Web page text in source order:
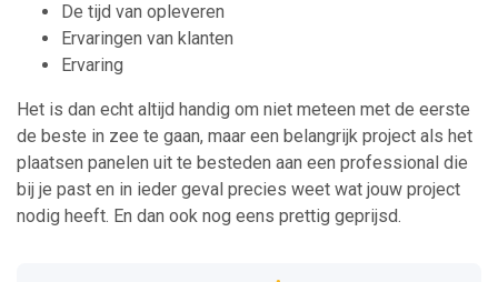
De tijd van opleveren
Ervaringen van klanten
Ervaring
Het is dan echt altijd handig om niet meteen met de eerste
de beste in zee te gaan, maar een belangrijk project als het
plaatsen panelen uit te besteden aan een professional die
bij je past en in ieder geval precies weet wat jouw project
nodig heeft. En dan ook nog eens prettig geprijsd.